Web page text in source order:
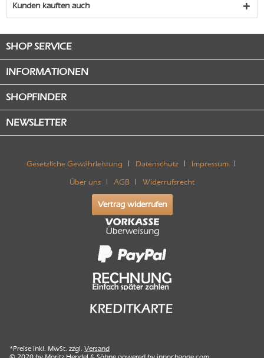
Kunden kauften auch
SHOP SERVICE
INFORMATIONEN
SHOPFINDER
NEWSLETTER
Gesetzliche Gewährleistung Datenschutz Impressum
Über uns AGB Widerrufsrecht
Vertrag widerrufen
*Preise inkl. MwSt. zzgl. Versand